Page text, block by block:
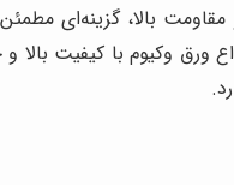
بالا، گزینه‌ای
نمایشگاه واقع در تهران-شهریار-جنب پمپ بنزین بابا سلمان-خ گلزار شهدا-